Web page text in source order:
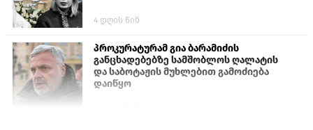
4 დღის წინ
პროკურატურამ გია ბარამიძის
განცხადებებზე სამშობლოს ღალატის
და საბოტაჟის მუხლებით გამოძიება
დაიწყო